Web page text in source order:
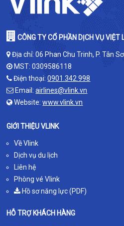
CÔNG TY CỔ PHẦN DỊCH VỤ VIỆT
Địa chỉ: 06 Phan Chu Trinh, P. Tân
MST: 0309586118
Điện thoại:0901.342.998
Email:airlines@vlink.vn
Website:www.vlink.vn
GIỚI THIỆU VLINK
Về Vlink
Dịch vụ du lịch
Liên hệ
Phòng vé Vlink
Hồ sơ năng lực (PDF)
HỖ TRỢ KHÁCH HÀNG